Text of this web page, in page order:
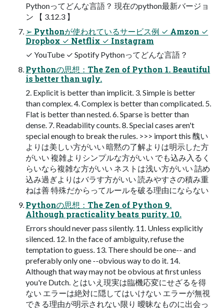
Pythonってどんな言語？ 現在のpython最新バージョ
ン 【 3.12.3 】
➢ Pythonが使われているサービス例 ✓ Amzon ✓
Dropbox ✓ Netflix ✓ Instagram
✓ YouTube ✓ Spotify Pythonってどんな言語？
Pythonの思想：The Zen of Python 1. Beautiful
is better than ugly.
2. Explicit is better than implicit. 3. Simple is better
than complex. 4. Complex is better than complicated. 5.
Flat is better than nested. 6. Sparse is better than
dense. 7. Readability counts. 8. Special cases aren't
special enough to break the rules. >>> import this 醜い
よりは美しい方がいい 暗黙の了解よりは明示した方
がいい 複雑よりシンプルな方がいい でも込み入るく
らいなら複雑な方がいい ネストは浅い方がいい 詰め
込み過ぎよりはバラす方がいい 読みやすさの積み重
ねは善 特殊だからってルールを破る理由にならない
Pythonの思想：The Zen of Python 9.
Although practicality beats purity. 10.
Errors should never pass silently. 11. Unless explicitly
silenced. 12. In the face of ambiguity, refuse the
temptation to guess. 13. There should be one-- and
preferably only one --obvious way to do it. 14.
Although that way may not be obvious at first unless
you're Dutch. とはいえ現実は臨機応変にせざるを得
ない エラーは絶対に隠してはいけない エラーが無視
できる理由が明示されない限り 曖昧なものに出会っ